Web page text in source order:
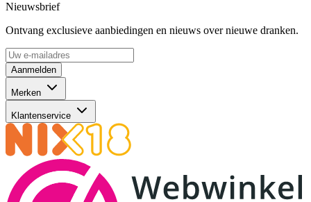
Nieuwsbrief
Ontvang exclusieve aanbiedingen en nieuws over nieuwe dranken.
Aanmelden
Merken
Klantenservice